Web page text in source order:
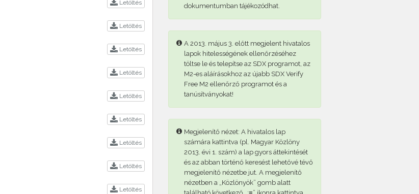
Letöltés
Letöltés
Letöltés
Letöltés
Letöltés
Letöltés
Letöltés
Letöltés
Letöltés
dokumentumban tájékozódhat.
A 2013. május 3. előtt megjelent hivatalos
lapok hitelességének ellenőrzéséhez
töltse le és telepítse az SDX programot, az
M2-es aláírásokhoz az újabb SDX Verify
Free M2 ellenőrző programot és a
tanúsítványokat!
Megjelenítő nézet: A hivatalos lap
számára kattintva (pl. Magyar Közlöny
2013. évi 1. szám) a lap gyors áttekintését
és az abban történő keresést lehetővé tévő
megjelenítő nézetbe jut. A megjelenítő
nézetben a „Közlönyök” gomb alatt